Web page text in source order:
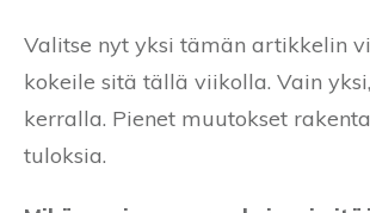
Valitse nyt yksi tämän artikkelin
kokeile sitä tällä viikolla. Vain
kerralla. Pienet muutokset
tuloksia.